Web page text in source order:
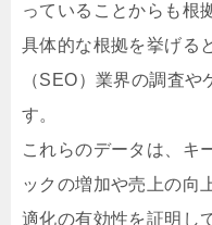
っていることからも根
具体的な根拠を挙げる
（SEO）業界の調査
す。
これらのデータは、キ
ックの増加や売上の向
適化の有効性を証明し